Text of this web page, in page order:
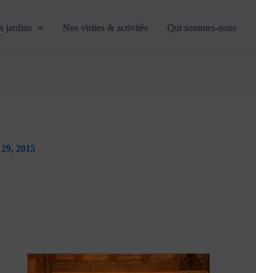
jardins Nos visites & activités Qui sommes-nous
2015